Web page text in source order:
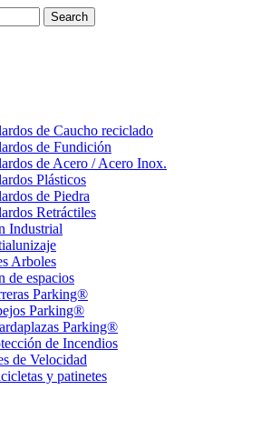
de Caucho reciclado
de Fundición
de Acero / Acero Inox.
Plásticos
de Piedra
Retráctiles
Industrial
Arboles
de espacios
Parking®
Parking®
Parking®
de Incendios
de Velocidad
y patinetes